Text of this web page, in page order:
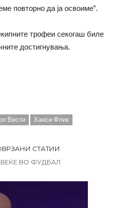
повторно да ја освоиме”.
трофеи секогаш биле
достигнувања.
Вести Ханси Флик
СТАТИИ
ВО ФУДБАЛ